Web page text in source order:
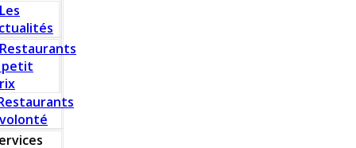
Les
Restaurants
petit